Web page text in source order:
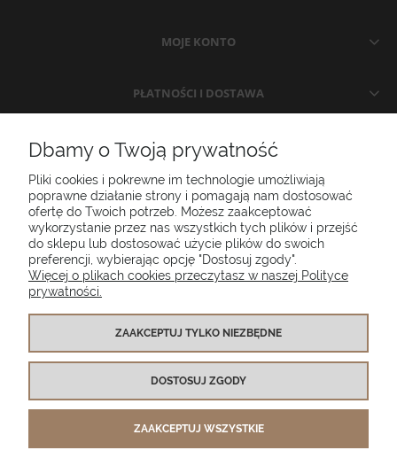
MOJE KONTO
PŁATNOŚCI I DOSTAWA
INFORMACJE
O NAS
Poduszki ogrodowe Setgarden.com | Lubelska 1A, 10-409 Olsztyn |
NIP: 7391986025
(+48) 885 281 885 biuro@setgarden.com
FACEBOOK PINTEREST
INSTAGRAM
Dbamy o Twoją prywatność
Pliki cookies i pokrewne im technologie umożliwiają
poprawne działanie strony i pomagają nam dostosować
ofertę do Twoich potrzeb. Możesz zaakceptować
wykorzystanie przez nas wszystkich tych plików i przejść
do sklepu lub dostosować użycie plików do swoich
preferencji, wybierając opcję "Dostosuj zgody".
Więcej o plikach cookies przeczytasz w naszej Polityce
prywatności.
ZAAKCEPTUJ TYLKO NIEZBĘDNE
DOSTOSUJ ZGODY
ZAAKCEPTUJ WSZYSTKIE